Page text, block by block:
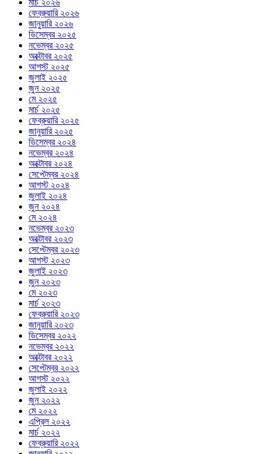
ফেব্রুয়ারি ২০২৬
জানুয়ারি ২০২৬
ডিসেম্বর ২০২৫
নভেম্বর ২০২৫
অক্টোবর ২০২৫
আগস্ট ২০২৫
জুলাই ২০২৫
জুন ২০২৫
মে ২০২৫
মার্চ ২০২৫
ফেব্রুয়ারি ২০২৫
জানুয়ারি ২০২৫
ডিসেম্বর ২০২৪
নভেম্বর ২০২৪
অক্টোবর ২০২৪
সেপ্টেম্বর ২০২৪
আগস্ট ২০২৪
জুলাই ২০২৪
জুন ২০২৪
মে ২০২৪
নভেম্বর ২০২৩
অক্টোবর ২০২৩
সেপ্টেম্বর ২০২৩
আগস্ট ২০২৩
জুলাই ২০২৩
জুন ২০২৩
মে ২০২৩
মার্চ ২০২৩
ফেব্রুয়ারি ২০২৩
জানুয়ারি ২০২৩
ডিসেম্বর ২০২২
নভেম্বর ২০২২
অক্টোবর ২০২২
সেপ্টেম্বর ২০২২
আগস্ট ২০২২
জুলাই ২০২২
জুন ২০২২
মে ২০২২
এপ্রিল ২০২২
মার্চ ২০২২
ফেব্রুয়ারি ২০২২